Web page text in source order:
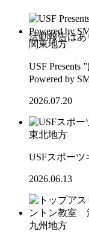
関東地方
USF Presents
Powered by
2026.07.20
東北地方
USFスポー
2026.06.13
九州地方